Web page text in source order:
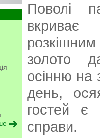
Поволі
золото
осінню на
день,
гостей є
справи.